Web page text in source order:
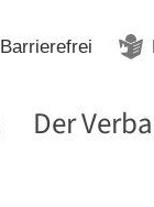
Der
Barrierefrei